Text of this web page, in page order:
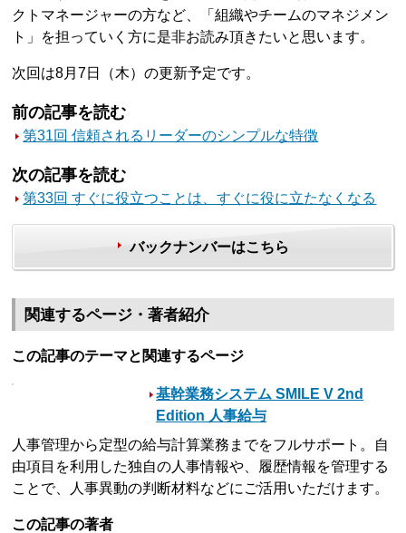
クトマネージャーの方など、「組織やチームのマネジメン
ト」を担っていく方に是非お読み頂きたいと思います。
次回は8月7日（木）の更新予定です。
前の記事を読む
第31回 信頼されるリーダーのシンプルな特徴
次の記事を読む
第33回 すぐに役立つことは、すぐに役に立たなくなる
バックナンバーはこちら
関連するページ・著者紹介
この記事のテーマと関連するページ
基幹業務システム SMILE V 2nd
Edition 人事給与
人事管理から定型の給与計算業務までをフルサポート。自
由項目を利用した独自の人事情報や、履歴情報を管理する
ことで、人事異動の判断材料などにご活用いただけます。
この記事の著者